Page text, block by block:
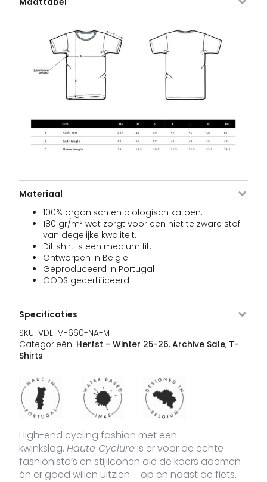
Materiaal
100% organisch en biologisch katoen.
180 gr/m² wat zorgt voor een niet te zware stof
van degelijke kwaliteit.
Dit shirt is een medium fit.
Ontworpen in België.
Geproduceerd in Portugal
GODS gecertificeerd
Specificaties
SKU: VDLTM-660-NA-M
Categorieën: Herfst - Winter 25-26, Archive Sale, T-
Shirts
High-end cycling fashion met een
kwinkslag. Haute Cyclure is er voor de echte
fashionista’s en stijliconen die de koers ademen
én er goed willen uitzien – op en naast de fiets.
VDLTM-
Navy XL Uitverkocht
VDLTM-
660-
NA-XXL
Navy XXL Uitverkocht
VDLTM-
660-
WH-S
white
VDLTM-
660-
WH-M
VDLTM-
660-
WH-L
white L
VDLTM-
660-
WH-XL
white XL 18 voorraad